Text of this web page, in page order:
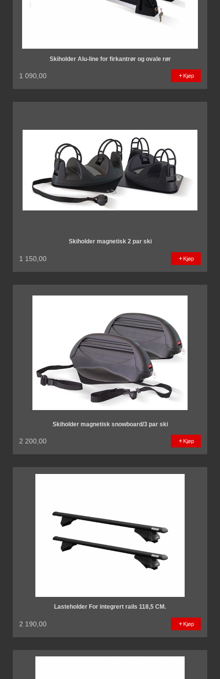
Skiholder Alu-line for firkantrør og ovale rør
1 090,00 Kjøp
Skiholder magnetisk 2 par ski
1 150,00 Kjøp
Skiholder magnetisk snowboard/3 par ski
2 200,00 Kjøp
Lasteholder For integrert rails 118,5 CM.
2 190,00 Kjøp